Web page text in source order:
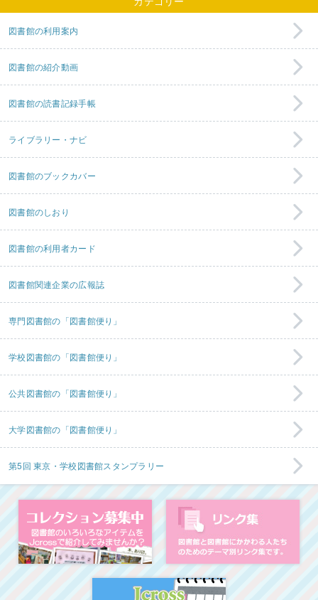
図書館の利用案内
図書館の紹介動画
図書館の読書記録手帳
ライブラリー・ナビ
図書館のブックカバー
図書館のしおり
図書館の利用者カード
図書館関連企業の広報誌
専門図書館の「図書館便り」
学校図書館の「図書館便り」
公共図書館の「図書館便り」
大学図書館の「図書館便り」
第5回 東京・学校図書館スタンプラリー
コレクション募集中 図
イベント・ワーク